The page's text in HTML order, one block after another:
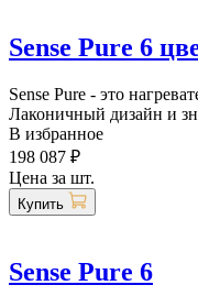
Sense Pure 6
Sense Pure - это
Лаконичный дизайн и
В избранное
198 087 ₽
Цена за шт.
Купить
Sense Pure 6